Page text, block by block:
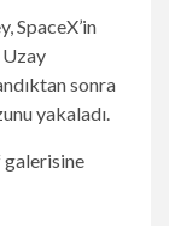
SpaceX’in
Uzay
sonra
yakaladı.
galerisine